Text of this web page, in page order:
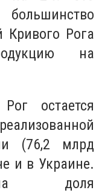
Рога
на
остается
(76,2 млрд
и в Украине.
доля